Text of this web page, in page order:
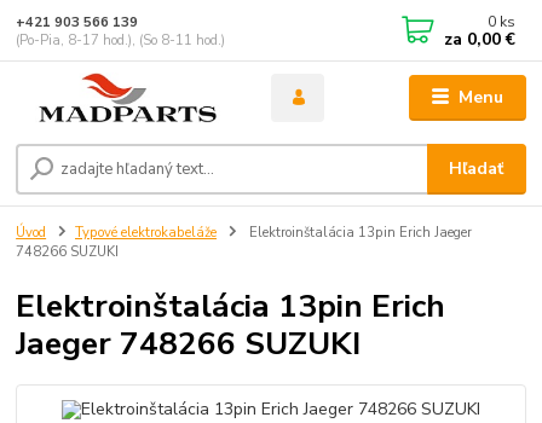
Menu
Hľadať
+421 903 566 139
(Po-Pia, 8-17 hod.), (So 8-11 hod.)
0 ks
za 0,00 €
Úvod Typové elektrokabeláže
Elektroinštalácia 13pin Erich Jaeger
748266 SUZUKI
Elektroinštalácia 13pin Erich
Jaeger 748266 SUZUKI